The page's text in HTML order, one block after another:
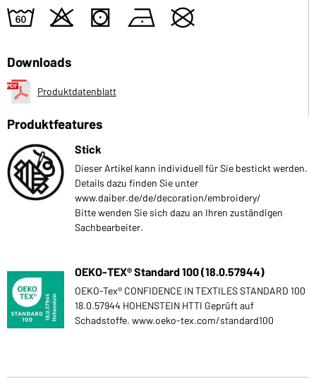
4 o s n U
Downloads
Produktdatenblatt
Produktfeatures
Stick
Dieser Artikel kann individuell für Sie bestickt werden.
Details dazu finden Sie unter
www.daiber.de/de/decoration/embroidery/
Bitte wenden Sie sich dazu an Ihren zuständigen
Sachbearbeiter.
OEKO-TEX® Standard 100 (18.0.57944)
OEKO-Tex® CONFIDENCE IN TEXTILES STANDARD 100
18.0.57944 HOHENSTEIN HTTI Geprüft auf
Schadstoffe. www.oeko-tex.com/standard100